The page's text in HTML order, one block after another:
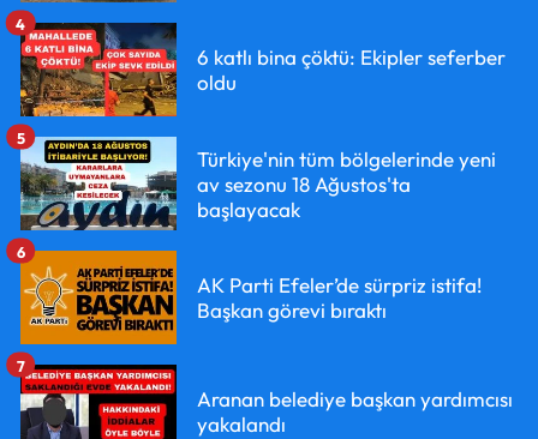
6 katlı bina çöktü: Ekipler seferber
oldu
4
Türkiye'nin tüm bölgelerinde yeni
av sezonu 18 Ağustos'ta
başlayacak
5
AK Parti Efeler’de sürpriz istifa!
Başkan görevi bıraktı
6
Aranan belediye başkan yardımcısı
yakalandı
7